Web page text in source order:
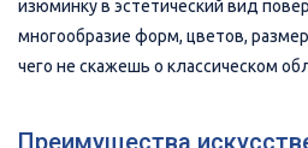
изюминку в эстетический вид
многообразие форм, цветов,
чего не скажешь о классическом
Преимущества